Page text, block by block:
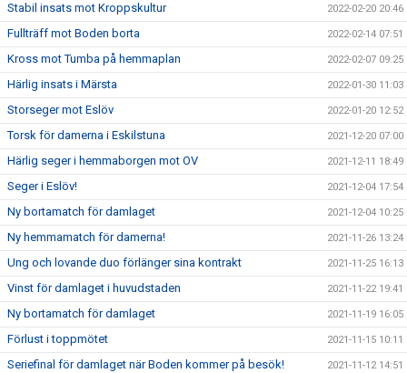
Stabil insats mot Kroppskultur 2022-02-20 20:46
Fullträff mot Boden borta 2022-02-14 07:51
Kross mot Tumba på hemmaplan 2022-02-07 09:25
Härlig insats i Märsta 2022-01-30 11:03
Storseger mot Eslöv 2022-01-20 12:52
Torsk för damerna i Eskilstuna 2021-12-20 07:00
Härlig seger i hemmaborgen mot OV 2021-12-11 18:49
Seger i Eslöv! 2021-12-04 17:54
Ny bortamatch för damlaget 2021-12-04 10:25
Ny hemmamatch för damerna! 2021-11-26 13:24
Ung och lovande duo förlänger sina kontrakt 2021-11-25 16:13
Vinst för damlaget i huvudstaden 2021-11-22 19:41
Ny bortamatch för damlaget 2021-11-19 16:05
Förlust i toppmötet 2021-11-15 10:11
Seriefinal för damlaget när Boden kommer på besök! 2021-11-12 14:51